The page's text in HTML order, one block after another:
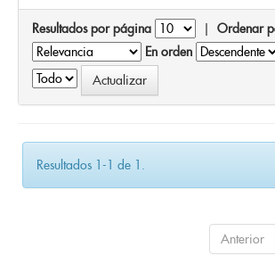
Resultados por página | Ordenar
En orden
Resultados 1-1 de 1.
Anterior